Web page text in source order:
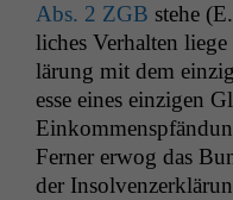
Abs. 2 ZGB ste­he
lich­es Ver­hal­ten
lärung mit dem
esse eines einzi­gen
Fern­er erwog das
der